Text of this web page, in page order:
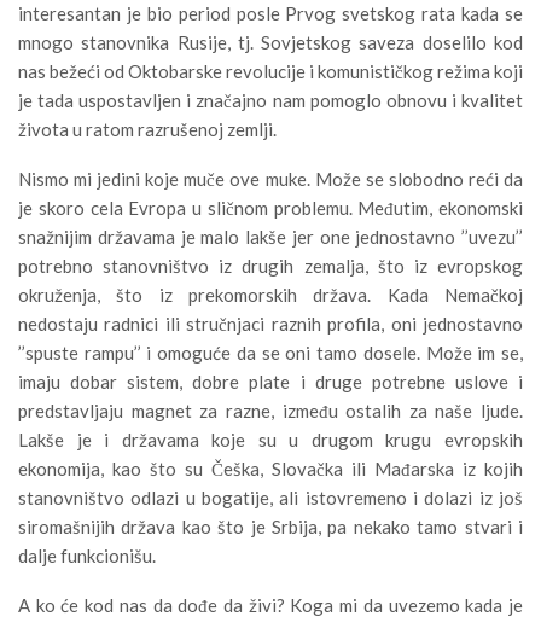
interesantan je bio period posle Prvog svetskog rata kada se
mnogo stanovnika Rusije, tj. Sovjetskog saveza doselilo kod
nas bežeći od Oktobarske revolucije i komunističkog režima koji
je tada uspostavljen i značajno nam pomoglo obnovu i kvalitet
života u ratom razrušenoj zemlji.
Nismo mi jedini koje muče ove muke. Može se slobodno reći da
je skoro cela Evropa u sličnom problemu. Međutim, ekonomski
snažnijim državama je malo lakše jer one jednostavno ’’uvezu’’
potrebno stanovništvo iz drugih zemalja, što iz evropskog
okruženja, što iz prekomorskih država. Kada Nemačkoj
nedostaju radnici ili stručnjaci raznih profila, oni jednostavno
’’spuste rampu’’ i omoguće da se oni tamo dosele. Može im se,
imaju dobar sistem, dobre plate i druge potrebne uslove i
predstavljaju magnet za razne, između ostalih za naše ljude.
Lakše je i državama koje su u drugom krugu evropskih
ekonomija, kao što su Češka, Slovačka ili Mađarska iz kojih
stanovništvo odlazi u bogatije, ali istovremeno i dolazi iz još
siromašnijih država kao što je Srbija, pa nekako tamo stvari i
dalje funkcionišu.
A ko će kod nas da dođe da živi? Koga mi da uvezemo kada je